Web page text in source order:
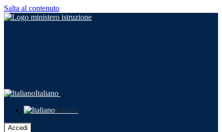
Salta al contenuto
Italiano
Italiano
Accedi